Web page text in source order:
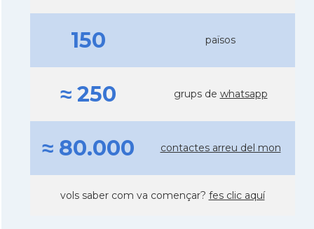
150 països
≈ 250 grups de whatsapp
≈ 80.000 contactes arreu del mon
vols saber com va començar? fes clic aquí